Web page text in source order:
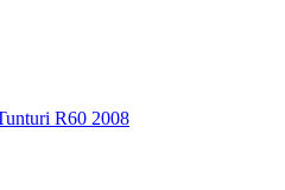
R60 2008